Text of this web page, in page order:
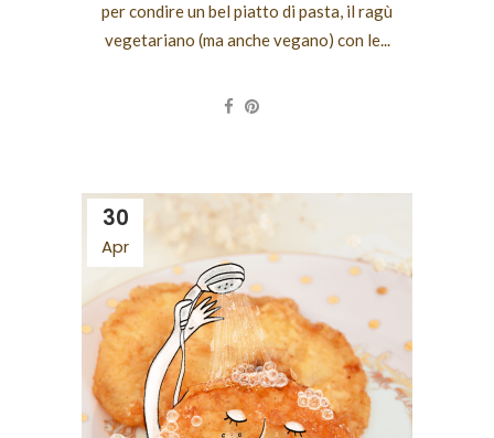
per condire un bel piatto di pasta, il ragù
vegetariano (ma anche vegano) con le...
30
Apr